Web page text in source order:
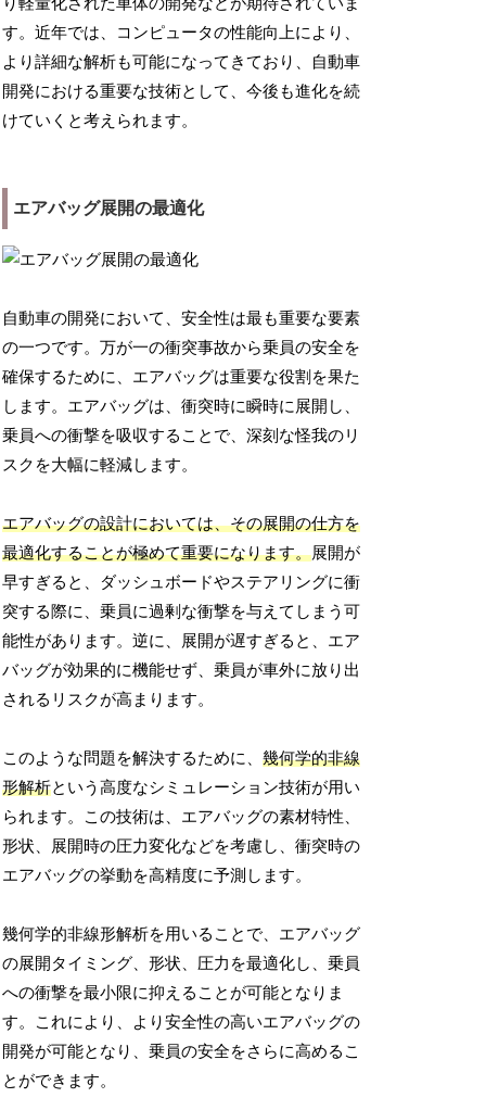
す。近年では、コンピュータの性能向上により、
より詳細な解析も可能になってきており、自動車
開発における重要な技術として、今後も進化を続
けていくと考えられます。
エアバッグ展開の最適化
自動車の開発において、安全性は最も重要な要素
の一つです。万が一の衝突事故から乗員の安全を
確保するために、エアバッグは重要な役割を果た
します。エアバッグは、衝突時に瞬時に展開し、
乗員への衝撃を吸収することで、深刻な怪我のリ
スクを大幅に軽減します。
エアバッグの設計においては、その展開の仕方を
最適化することが極めて重要になります。展開が
早すぎると、ダッシュボードやステアリングに衝
突する際に、乗員に過剰な衝撃を与えてしまう可
能性があります。逆に、展開が遅すぎると、エア
バッグが効果的に機能せず、乗員が車外に放り出
されるリスクが高まります。
このような問題を解決するために、幾何学的非線
形解析という高度なシミュレーション技術が用い
られます。この技術は、エアバッグの素材特性、
形状、展開時の圧力変化などを考慮し、衝突時の
エアバッグの挙動を高精度に予測します。
幾何学的非線形解析を用いることで、エアバッグ
の展開タイミング、形状、圧力を最適化し、乗員
への衝撃を最小限に抑えることが可能となりま
す。これにより、より安全性の高いエアバッグの
開発が可能となり、乗員の安全をさらに高めるこ
とができます。